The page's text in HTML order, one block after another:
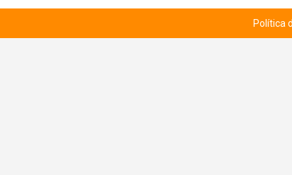
Política